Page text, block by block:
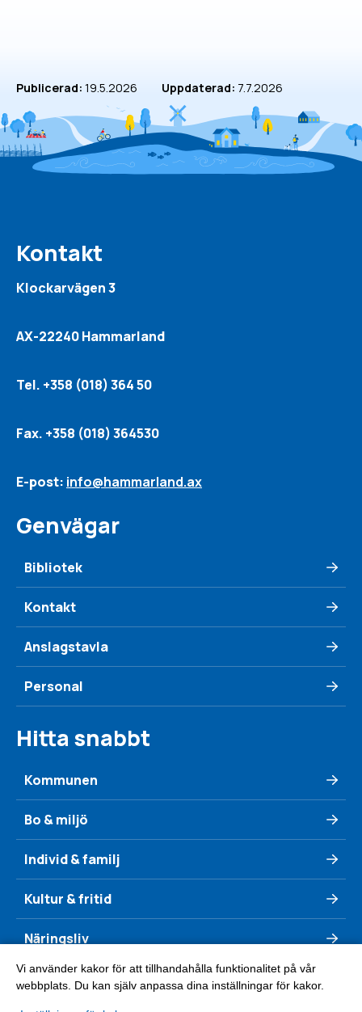
Publicerad: 19.5.2026 Uppdaterad: 7.7.2026
Kontakt
Klockarvägen 3
AX-22240 Hammarland
Tel. +358 (018) 364 50
Fax. +358 (018) 364530
E-post: info@hammarland.ax
Genvägar
Bibliotek
Kontakt
Anslagstavla
Personal
Hitta snabbt
Kommunen
Bo & miljö
Individ & familj
Kultur & fritid
Näringsliv
Se & göra
Vi använder kakor för att tillhandahålla funktionalitet på vår
webbplats. Du kan själv anpassa dina inställningar för kakor.